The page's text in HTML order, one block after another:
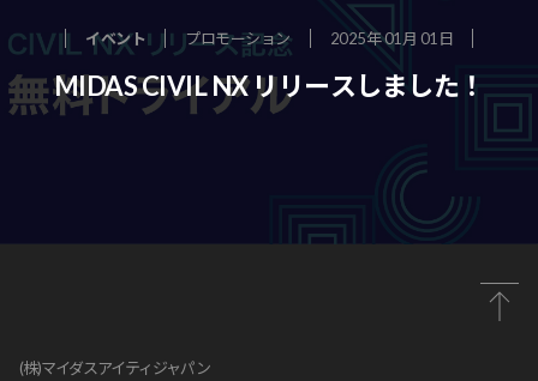
イベント プロモーション 2025年 01月 01日
MIDAS CIVIL NX リリースしました！
(株)マイダスアイティジャパン